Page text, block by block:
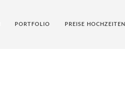
PORTFOLIO PREISE HOCHZEITEN